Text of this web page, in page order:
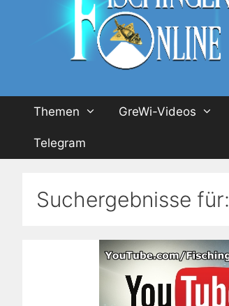
Themen GreWi-Videos
Telegram
Suchergebnisse für: